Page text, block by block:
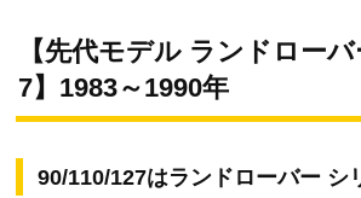
【先代モデル ランドロー
7】1983～1990年
90/110/127はランドローバー